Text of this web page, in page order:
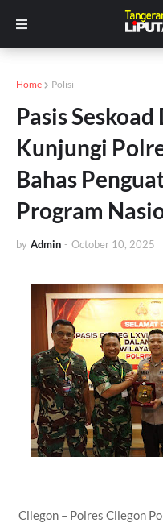
Home Polisi
Pasis
Kunjungi
Bahas
Program
by Admin - October 10, 2025
Cilegon – Polres Cilegon